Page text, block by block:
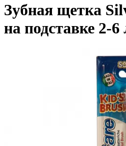
Зубная щетка
на подставке 2-6